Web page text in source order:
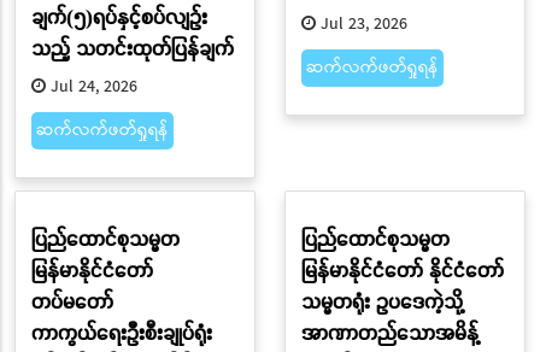
ချက်(၅)ရပ်နှင့်စပ်လျဉ်း
သည့် သတင်းထုတ်ပြန်ချက်
Jul 24, 2026
ဆက်လက်ဖတ်ရှုရန်
Jul 23, 2026
ဆက်လက်ဖတ်ရှုရန်
ပြည်ထောင်စုသမ္မတ
မြန်မာနိုင်ငံတော်
တပ်မတော်
ကာကွယ်ရေးဦးစီးချုပ်ရုံး
ပြည်ထောင်စုသမ္မတ
မြန်မာနိုင်ငံတော် နိုင်ငံတော်
သမ္မတရုံး ဥပဒေကဲ့သို့
အာဏာတည်သောအမိန့်